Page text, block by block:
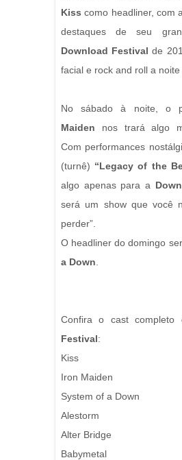
Kiss como headliner, com
destaques de seu
Download Festival de
facial e rock and roll a noite
No sábado à noite, o
Maiden nos trará algo
Com performances
(turnê) “Legacy of the
algo apenas para a
será um show que você
perder”.
O headliner do domingo
a Down
Confira o cast completo
Festival:
Kiss
Iron Maiden
System of a Down
Alestorm
Alter Bridge
Babymetal